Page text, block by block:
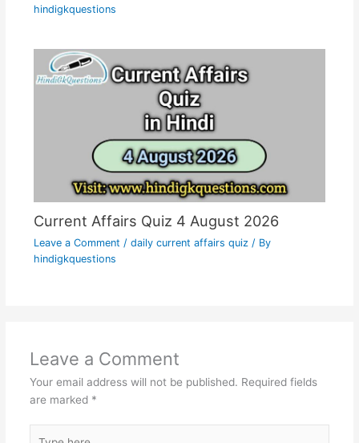
hindigkquestions
Current Affairs Quiz 4 August 2026
Leave a Comment / daily current affairs quiz / By
hindigkquestions
Leave a Comment
Your email address will not be published. Required fields
are marked *